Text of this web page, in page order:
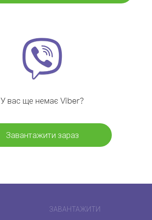
У вас ще немає Viber?
Завантажити зараз
ЗАВАНТАЖИТИ